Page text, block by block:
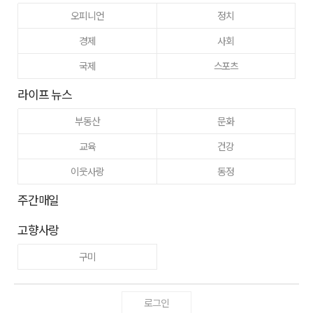
오피니언
정치
경제
사회
국제
스포츠
라이프 뉴스
부동산
문화
교육
건강
이웃사랑
동정
주간매일
고향사랑
구미
로그인